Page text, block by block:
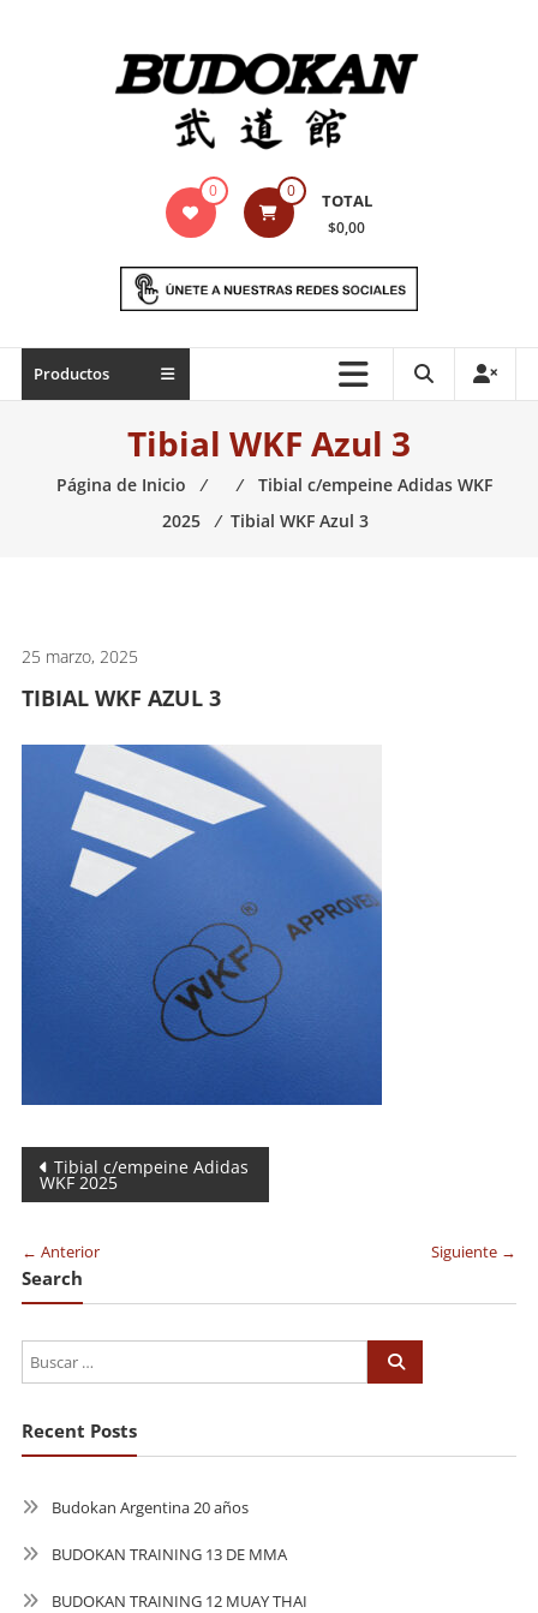
Indumentaria
marciales
Todo
necesario
0 0 TOTAL
$0,00
Productos
Tibial WKF Azul 3
Página de Inicio ⁄ ⁄
Tibial c/empeine Adidas WKF
2025
⁄ Tibial WKF Azul 3
25 marzo, 2025
TIBIAL WKF AZUL 3
Navegación
de
entradas
Tibial c/empeine Adidas
WKF 2025
← Anterior Siguiente →
Search
Recent Posts
Budokan Argentina 20 años
BUDOKAN TRAINING 13 DE MMA
BUDOKAN TRAINING 12 MUAY THAI